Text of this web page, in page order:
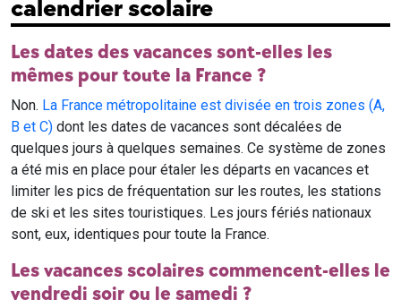
calendrier scolaire
Les dates des vacances sont-elles les
mêmes pour toute la France ?
Non. La France métropolitaine est divisée en trois zones (A,
B et C) dont les dates de vacances sont décalées de
quelques jours à quelques semaines. Ce système de zones
a été mis en place pour étaler les départs en vacances et
limiter les pics de fréquentation sur les routes, les stations
de ski et les sites touristiques. Les jours fériés nationaux
sont, eux, identiques pour toute la France.
Les vacances scolaires commencent-elles le
vendredi soir ou le samedi ?